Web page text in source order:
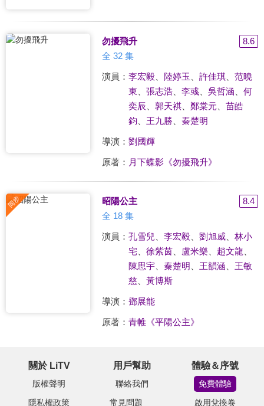
勿擾飛升
8.6
全 32 集
演員： 李宏毅、 陸婷玉 許佳琪、 范曉
東
張志浩、 李彧 吳哲涵
何
奕辰
郭天祺、 鄭棠元、 苗皓
鈞
王九勝 秦楚明
導演： 劉國輝
原著： 月下蝶影《勿擾飛升》
昭陽公主
8.4
全 18 集
演員： 孔雪兒 李宏毅、 劉旭威、 林小
宅、 徐紫茵、 盧米樂 趙文龍
陳思宇、 秦楚明 王韻涵
王敏
慈、 黃博斯
導演： 鄧展能
原著： 青帷《平陽公主》
關於 LiTV
版權聲明
隱私權政策
用戶幫助
聯絡我們
常見問題
體驗＆序號
免費體驗
啟用兌換卷